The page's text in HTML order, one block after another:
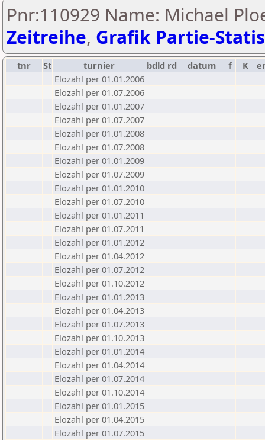
Pnr:110929 Name: Michael
Zeitreihe, Grafik Partie-
tnr St turnier bdld rd datum f K
Elozahl per 01.01.2006
Elozahl per 01.07.2006
Elozahl per 01.01.2007
Elozahl per 01.07.2007
Elozahl per 01.01.2008
Elozahl per 01.07.2008
Elozahl per 01.01.2009
Elozahl per 01.07.2009
Elozahl per 01.01.2010
Elozahl per 01.07.2010
Elozahl per 01.01.2011
Elozahl per 01.07.2011
Elozahl per 01.01.2012
Elozahl per 01.04.2012
Elozahl per 01.07.2012
Elozahl per 01.10.2012
Elozahl per 01.01.2013
Elozahl per 01.04.2013
Elozahl per 01.07.2013
Elozahl per 01.10.2013
Elozahl per 01.01.2014
Elozahl per 01.04.2014
Elozahl per 01.07.2014
Elozahl per 01.10.2014
Elozahl per 01.01.2015
Elozahl per 01.04.2015
Elozahl per 01.07.2015